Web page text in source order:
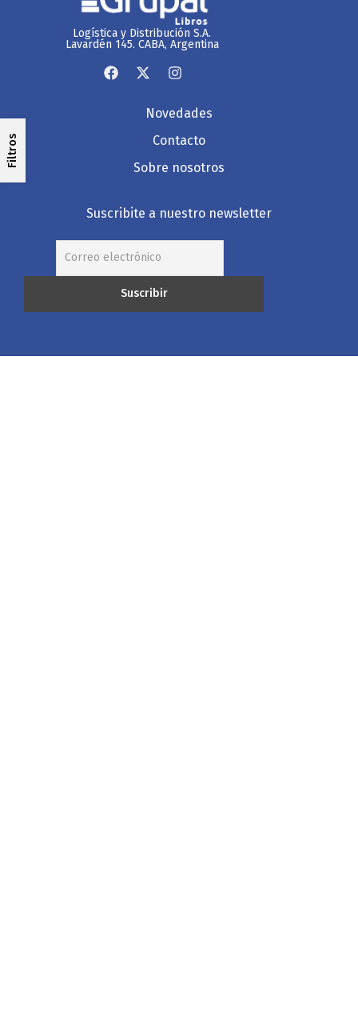
Filtros
Logística y Distribución S.A.
Lavardén 145. CABA, Argentina
Novedades
Contacto
Sobre nosotros
Suscribite a nuestro newsletter